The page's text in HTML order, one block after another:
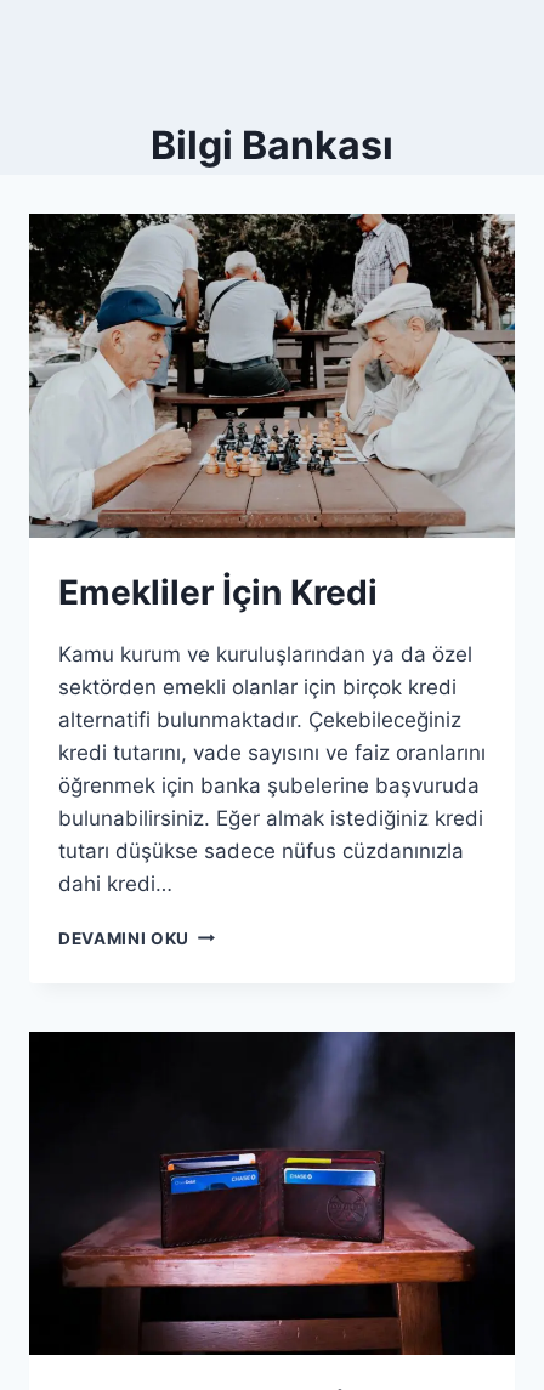
Bilgi Bankası
Emekliler İçin Kredi
Kamu kurum ve kuruluşlarından ya da özel
sektörden emekli olanlar için birçok kredi
alternatifi bulunmaktadır. Çekebileceğiniz
kredi tutarını, vade sayısını ve faiz oranlarını
öğrenmek için banka şubelerine başvuruda
bulunabilirsiniz. Eğer almak istediğiniz kredi
tutarı düşükse sadece nüfus cüzdanınızla
dahi kredi…
DEVAMINI OKU EMEKLILER